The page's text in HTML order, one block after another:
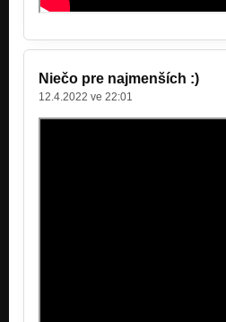
Niečo pre najmenších :)
12.4.2022 ve 22:01